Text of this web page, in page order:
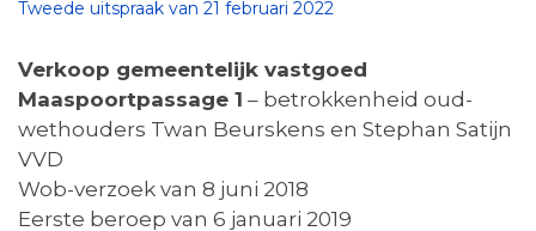
Tweede uitspraak van 21 februari 2022
Verkoop gemeentelijk vastgoed
Maaspoortpassage 1 – betrokkenheid oud-
wethouders Twan Beurskens en Stephan Satijn
VVD
Wob-verzoek van 8 juni 2018
Eerste beroep van 6 januari 2019